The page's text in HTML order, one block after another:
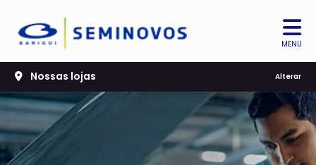
MENU
Nossas lojas Alterar